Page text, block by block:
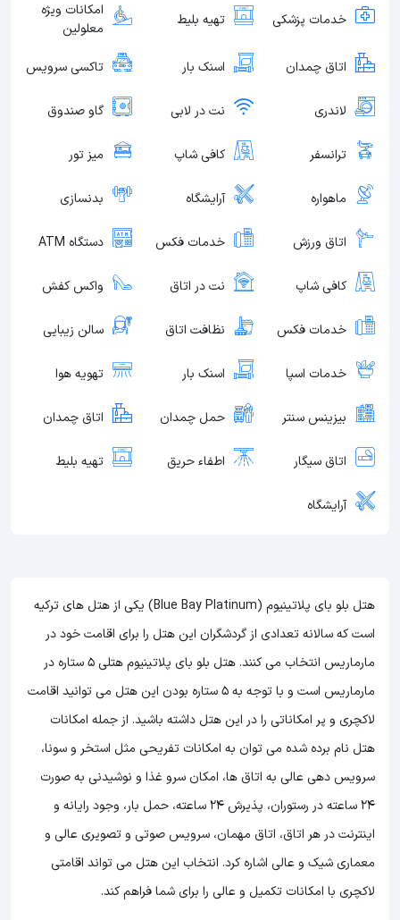
خدمات پزشکی تهیه بلیط
امکانات ویژه
معلولین
اتاق چمدان اسنک بار تاکسی سرویس
لاندری نت در لابی گاو صندوق
ترانسفر کافی شاپ میز تور
ماهواره آرایشگاه بدنسازی
اتاق ورزش خدمات فکس دستگاه ATM
کافی شاپ نت در اتاق واکس کفش
خدمات فکس نظافت اتاق سالن زیبایی
خدمات اسپا اسنک بار تهویه هوا
بیزینس سنتر حمل چمدان اتاق چمدان
اتاق سیگار اطفاء حریق تهیه بلیط
آرایشگاه
هتل بلو بای پلاتینیوم (Blue Bay Platinum) یکی از هتل های ترکیه
است که سالانه تعدادی از گردشگران این هتل را برای اقامت خود در
مارماریس انتخاب می کنند. هتل بلو بای پلاتینیوم هتلی 5 ستاره در
مارماریس است و با توجه به 5 ستاره بودن این هتل
می توانید اقامت
لاکچری و پر امکاناتی را در این هتل داشته باشید. از جمله امکانات
هتل نام برده شده می توان به امکانات تفریحی مثل استخر و سونا،
سرویس دهی عالی به اتاق ها، امکان سرو غذا و نوشیدنی به صورت
24 ساعته در رستوران، پذیرش 24 ساعته، حمل بار، وجود رایانه و
اینترنت در هر اتاق، اتاق مهمان، سرویس صوتی و تصویری عالی و
معماری شیک و عالی اشاره کرد. انتخاب این هتل می تواند اقامتی
لاکچری با امکانات تکمیل و عالی را برای شما فراهم کند.